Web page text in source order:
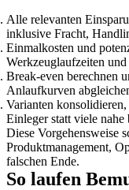
Alle relevanten
inklusive Fracht,
Einmalkosten und
Werkzeuglaufzeiten
Break-even berechnen
Anlaufkurven
Varianten
Einleger statt viele nahe
Diese Vorgehensweise
Produktmanagement,
falschen Ende.
So laufen